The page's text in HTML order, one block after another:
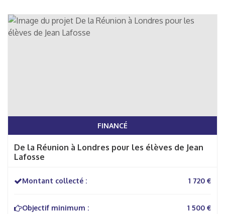
FINANCÉ
De la Réunion à Londres pour les élèves de Jean
Lafosse
Montant collecté : 1 720 €
Objectif minimum :
1 500 €